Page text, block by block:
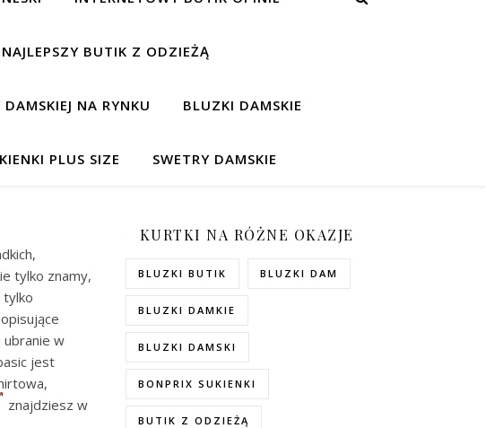
NAJLEPSZY BUTIK Z ODZIEŻĄ
NA RYNKU BLUZKI DAMSKIE
PLUS SIZE SWETRY DAMSKIE
tylko znamy,
tylko
ubranie w
jest
znajdziesz w
KURTKI NA RÓŻNE OKAZJE
BLUZKI BUTIK BLUZKI DAM
BLUZKI DAMKIE
BLUZKI DAMSKI
BONPRIX SUKIENKI
BUTIK Z ODZIEŻĄ